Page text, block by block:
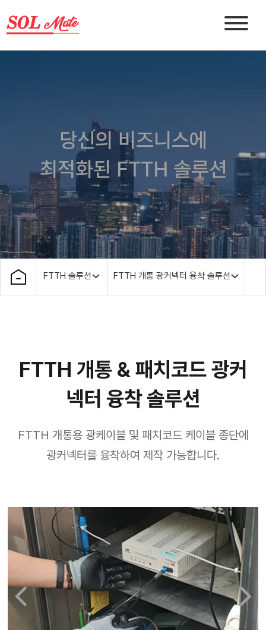
당신의 비즈니스에
최적화된 FTTH 솔루션
FTTH 솔루션 FTTH 개통 광커넥터 융착 솔루션
FTTH 개통 & 패치코드 광커
넥터 융착 솔루션
FTTH 개통용 광케이블 및 패치코드 케이블 종단에
광커넥터를 융착하여 제작 가능합니다.